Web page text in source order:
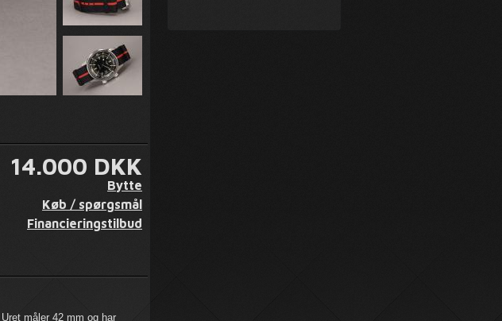
14.000 DKK
Bytte
Køb / spørgsmål
Financieringstilbud
måler 42 mm og har